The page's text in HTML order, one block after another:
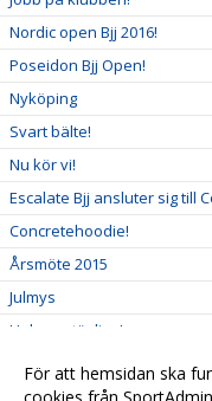
Nordic open Bjj 2016!
Poseidon Bjj Open!
Nyköping
Svart bälte!
Nu kör vi!
Escalate Bjj ansluter sig till
Concretehoodie!
Årsmöte 2015
Julmys
Helgens tävling!
Copa branca
Basicpassen på onsdagar..
För att hemsidan ska